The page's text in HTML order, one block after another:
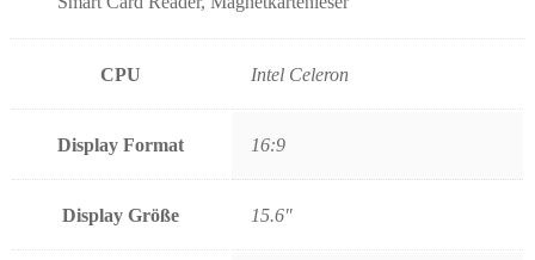
CPU Intel Celeron
Display Format 16:9
Display Größe 15.6"